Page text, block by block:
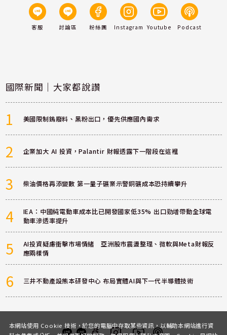
客服 討論區 粉絲團 Instagram Youtube Podcast
國際新聞｜大家都說讚
1 美國限制鎢廢料、黑粉出口，優先供應國內需求
2 企業加大 AI 投資，Palantir 財報透露下一階段在這裡
3 柴油價格再添變數 第一量子礦業示警銅礦成本恐持續攀升
4
IEA：中國純電動車成本比已開發國家低35% 出口勁增帶動全球電
動車滲透率提升
5
AI投資疑慮衝擊市場情緒 亞洲股市震盪整理、微軟與Meta財報反
應兩樣情
6 三井不動產設熊本研發中心 布局實體AI與下一代半導體技術
本網站使用 Cookie 技術，於您的電腦中存取某些資訊，以輔助本網站進行資